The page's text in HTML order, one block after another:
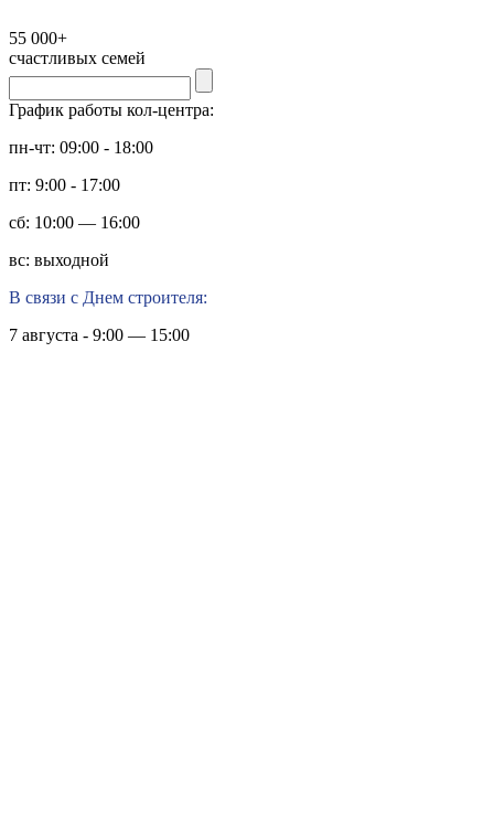
55 000+
счастливых семей
График работы кол-центра:
пн-чт: 09:00 - 18:00
пт: 9:00 - 17:00
сб: 10:00 — 16:00
вс: выходной
В связи с Днем строителя:
7 августа - 9:00 — 15:00